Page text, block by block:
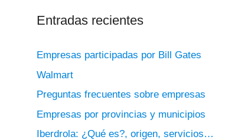
Entradas recientes
Empresas participadas por Bill Gates
Walmart
Preguntas frecuentes sobre empresas
Empresas por provincias y municipios
Iberdrola: ¿Qué es?, origen, servicios…